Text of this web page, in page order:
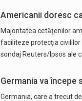
Americanii doresc
Majoritatea cetăţenilor
faciliteze protecţia civililor
sondaj Reuters/Ipsos ale
Germania va începe
Germania, care a trecut